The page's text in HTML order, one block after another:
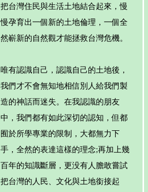
把台灣住民與生活土地結合起來，慢
慢孕育出一個新的土地倫理，一個全
然嶄新的自然觀才能拯救台灣危機。
唯有認識自己，認識自己的土地後，
我們才不會無知地相信別人給我們製
造的神話而迷失。在我認識的朋友
中，我們都有如此深切的認知，但都
囿於所學專業的限制，大都無力下
手，全然的表達這樣的理念;再加上幾
百年的知識斷層，更没有人膽敢嘗試
把台灣的人民、文化與土地銜接起